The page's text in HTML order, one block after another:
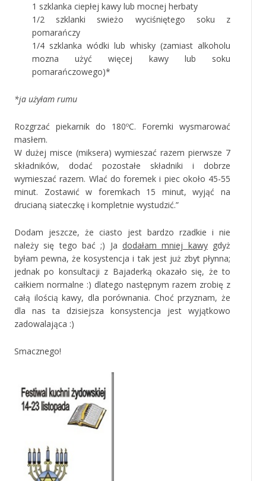
1 szklanka ciepłej kawy lub mocnej herbaty
1/2 szklanki swieżo wyciśniętego soku z
pomarańczy
1/4 szklanka wódki lub whisky (zamiast alkoholu
mozna użyć więcej kawy lub soku
pomarańczowego)*
*ja użyłam rumu
Rozgrzać piekarnik do 180ºC. Foremki wysmarować
masłem.
W dużej misce (miksera) wymieszać razem pierwsze 7
składników, dodać pozostałe składniki i dobrze
wymieszać razem. Wlać do foremek i piec około 45-55
minut. Zostawić w foremkach 15 minut, wyjąć na
drucianą siateczkę i kompletnie wystudzić.”
Dodam jeszcze, że ciasto jest bardzo rzadkie i nie
należy się tego bać ;) Ja dodałam mniej kawygdyż
byłam pewna, że kosystencja i tak jest już zbyt płynna;
jednak po konsultacji z Bajaderką okazało się, że to
całkiem normalne :) dlatego następnym razem zrobię z
całą ilością kawy, dla porównania. Choć przyznam, że
dla nas ta dzisiejsza konsystencja jest wyjątkowo
zadowalająca :)
Smacznego!